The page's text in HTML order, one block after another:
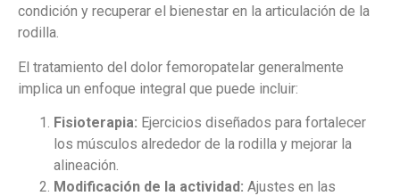
condición y recuperar el bienestar en la articulación de la
rodilla.
El tratamiento del dolor femoropatelar generalmente
implica un enfoque integral que puede incluir:
Fisioterapia: Ejercicios diseñados para fortalecer
los músculos alrededor de la rodilla y mejorar la
alineación.
Modificación de la actividad: Ajustes en las